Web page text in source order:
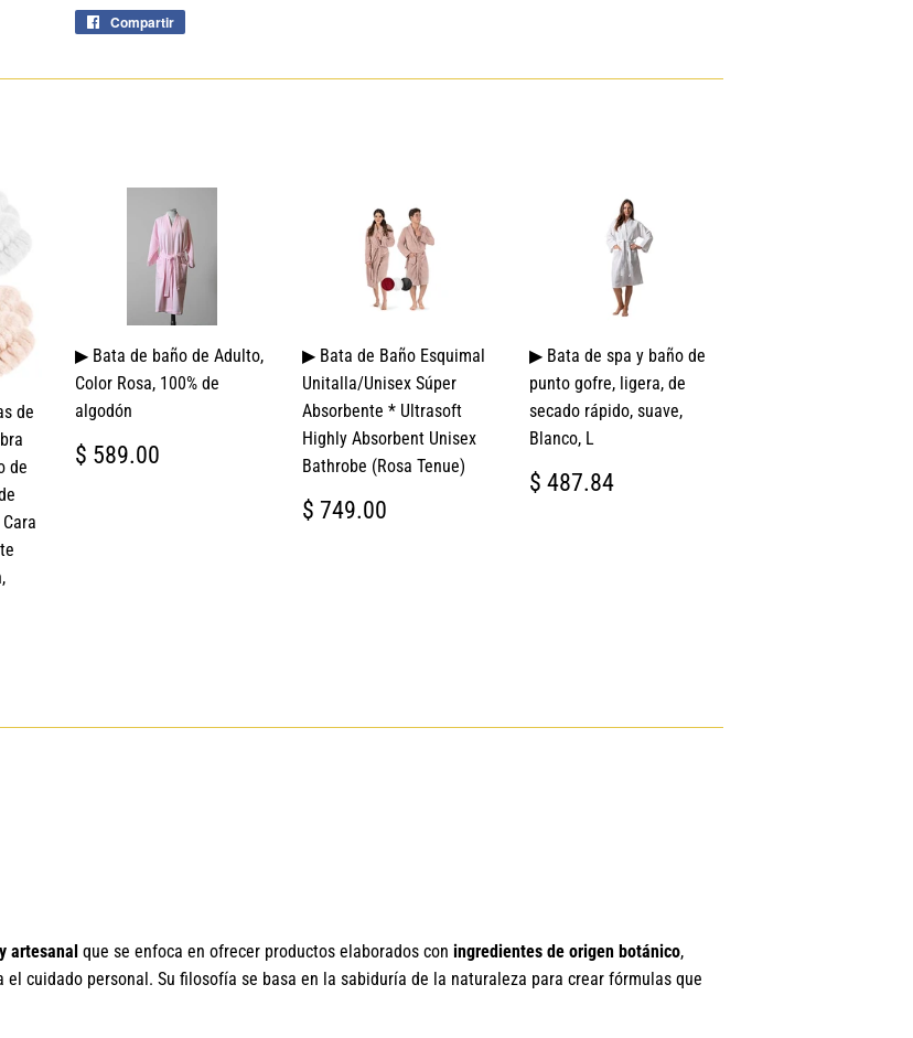
Compartir
de
de
▶ Bata de baño de Adulto,
Color Rosa, 100% de
algodón
PRECIO
HABITUAL
$ 589.00
▶ Bata de Baño Esquimal
Unitalla/Unisex Súper
Absorbente * Ultrasoft
Highly Absorbent Unisex
Bathrobe (Rosa Tenue)
PRECIO
HABITUAL
$ 749.00
▶ Bata de spa y baño de
punto gofre, ligera, de
secado rápido, suave,
Blanco, L
PRECIO
HABITUAL
$ 487.84
artesanal que se enfoca en ofrecer productos elaborados con ingredientes de origen botánico,
cuidado personal. Su filosofía se basa en la sabiduría de la naturaleza para crear fórmulas que